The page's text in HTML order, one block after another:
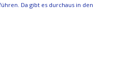
Da gibt es durchaus in den